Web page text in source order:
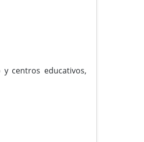
centros educativos,